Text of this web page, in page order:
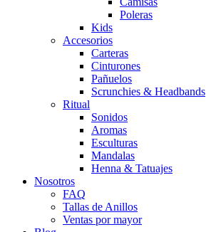
Poleras
Kids
Accesorios
Carteras
Cinturones
Pañuelos
Scrunchies & Headbands
Ritual
Sonidos
Aromas
Esculturas
Mandalas
Henna & Tatuajes
Nosotros
FAQ
Tallas de Anillos
Ventas por mayor